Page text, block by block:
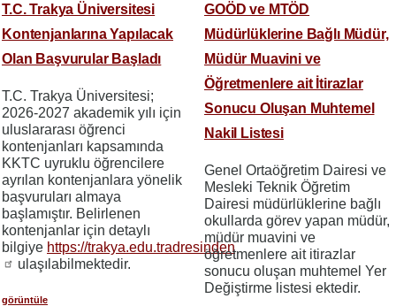
T.C. Trakya Üniversitesi
Kontenjanlarına Yapılacak
Olan Başvurular Başladı
T.C. Trakya Üniversitesi;
2026-2027 akademik yılı için
uluslararası öğrenci
kontenjanları kapsamında
KKTC uyruklu öğrencilere
ayrılan kontenjanlara yönelik
başvuruları almaya
başlamıştır. Belirlenen
kontenjanlar için detaylı
bilgiye https://trakya.edu.tradresinden
ulaşılabilmektedir.
görüntüle
GOÖD ve MTÖD
Müdürlüklerine Bağlı Müdür,
Müdür Muavini ve
Öğretmenlere ait İtirazlar
Sonucu Oluşan Muhtemel
Nakil Listesi
Genel Ortaöğretim Dairesi ve
Mesleki Teknik Öğretim
Dairesi müdürlüklerine bağlı
okullarda görev yapan müdür,
müdür muavini ve
öğretmenlere ait itirazlar
sonucu oluşan muhtemel Yer
Değiştirme listesi ektedir.